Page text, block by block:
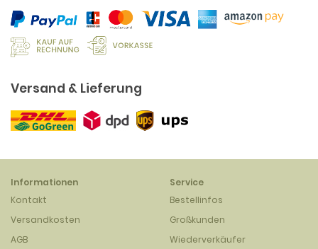
Versand & Lieferung
Informationen
Kontakt
Versandkosten
AGB
Service
Bestellinfos
Großkunden
Wiederverkäufer